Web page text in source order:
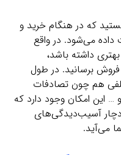
که در هنگام خرید و
می‌شود. در واقع
داشته باشد،
برسانید. در طول
هم چون تصادفات
… این امکان وجود دارد که
آسیب‌دیدگی‌های
می‌آيد.